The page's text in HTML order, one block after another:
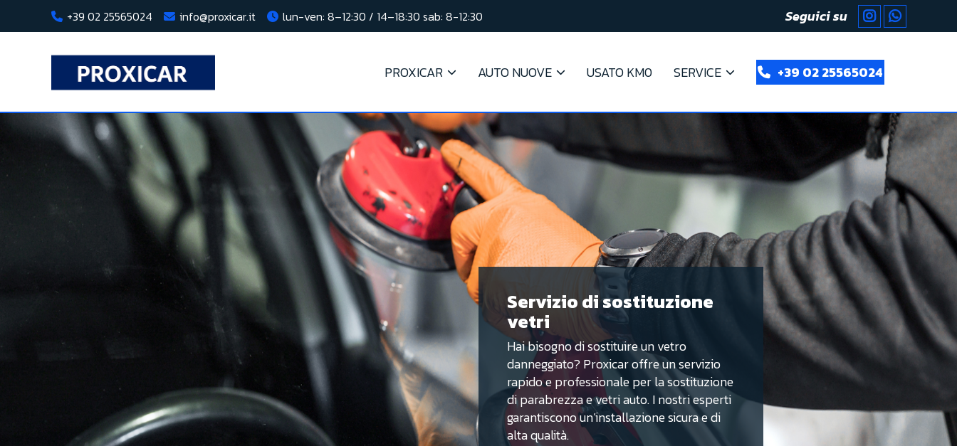
+39 02 25565024 info@proxicar.it lun-ven: 8–12:30 / 14–18:30 sab: 8-12:30 Seguici su
PROXICAR AUTO NUOVE USATO KM0 SERVICE +39 02 25565024
Servizio di sostituzione
vetri
Hai bisogno di sostituire un vetro
danneggiato? Proxicar offre un servizio
rapido e professionale per la sostituzione
di parabrezza e vetri auto. I nostri esperti
garantiscono un’installazione sicura e di
alta qualità.